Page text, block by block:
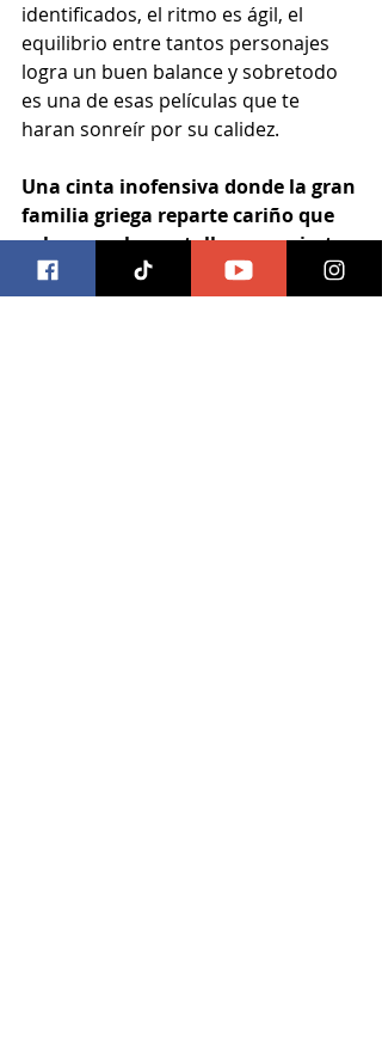
identificados, el ritmo es ágil, el
equilibrio entre tantos personajes
logra un buen balance y sobretodo
es una de esas películas que te
haran sonreír por su calidez.
Una cinta inofensiva donde la gran
familia griega reparte cariño que
sobrepasa la pantalla, con acierto
en los personajes mayores, dejará
a los espectadores de buen humor.